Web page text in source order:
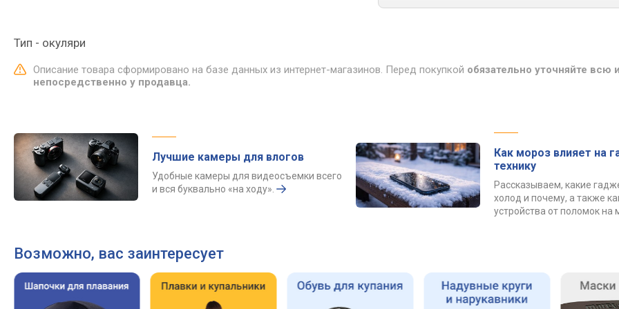
Тип - окуляри
Описание товара сформировано на базе данных из интернет-магазинов. Перед покупкой обязательно уточняйте
непосредственно у продавца.
Лучшие камеры для влогов
Удобные камеры для видеосъемки всего
и вся буквально «на ходу».
Как мороз влияет на
технику
Рассказываем, какие
холод и почему, а также
устройства от поломок на
Возможно, вас заинтересует